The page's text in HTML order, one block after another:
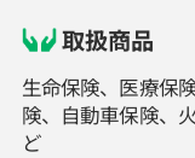
取扱商品
生命保険、医療保
険、自動車保険、
ど